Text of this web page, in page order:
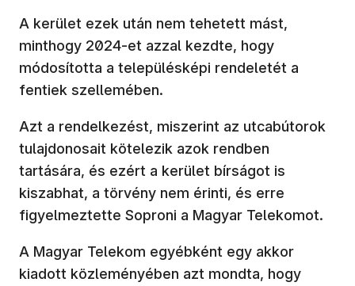
A kerület ezek után nem tehetett mást,
minthogy 2024-et azzal kezdte, hogy
módosította a településképi rendeletét a
fentiek szellemében.
Azt a rendelkezést, miszerint az utcabútorok
tulajdonosait kötelezik azok rendben
tartására, és ezért a kerület bírságot is
kiszabhat, a törvény nem érinti, és erre
figyelmeztette Soproni a Magyar Telekomot.
A Magyar Telekom egyébként egy akkor
kiadott közleményében azt mondta, hogy